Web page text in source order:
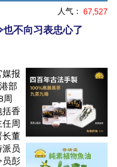
人气： 67,527
不向习表忠心了
媒报
部
周
括香
周
长董
员
员彭